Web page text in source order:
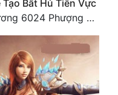
Tạo Bất Hủ Tiên Vực
Chương 6024 Phượng Tổ giúp ta! Mở lại luân hồi!